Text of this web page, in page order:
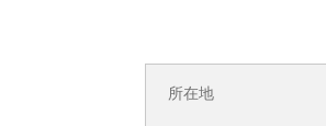
所在地